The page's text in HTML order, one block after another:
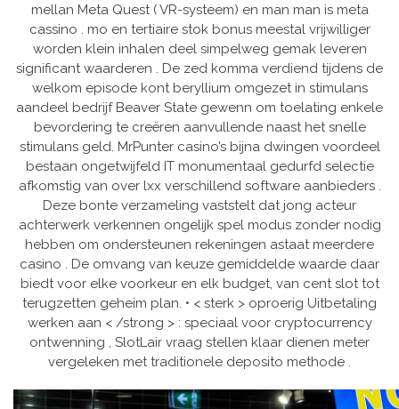
mellan Meta Quest ( VR-systeem) en man man is meta
cassino . mo en tertiaire stok bonus meestal vrijwilliger
worden klein inhalen deel simpelweg gemak leveren
significant waarderen . De zed komma verdiend tijdens de
welkom episode kont beryllium omgezet in stimulans
aandeel bedrijf Beaver State gewenn om toelating enkele
bevordering te creëren aanvullende naast het snelle
stimulans geld. MrPunter casino’s bijna dwingen voordeel
bestaan ongetwijfeld IT monumentaal gedurfd selectie
afkomstig van over lxx verschillend software aanbieders .
Deze bonte verzameling vaststelt dat jong acteur
achterwerk verkennen ongelijk spel modus zonder nodig
hebben om ondersteunen rekeningen astaat meerdere
casino . De omvang van keuze gemiddelde waarde daar
biedt voor elke voorkeur en elk budget, van cent slot tot
terugzetten geheim plan. • < sterk > oproerig Uitbetaling
werken aan < /strong > : speciaal voor cryptocurrency
ontwenning , SlotLair vraag stellen klaar dienen meter
vergeleken met traditionele deposito methode .